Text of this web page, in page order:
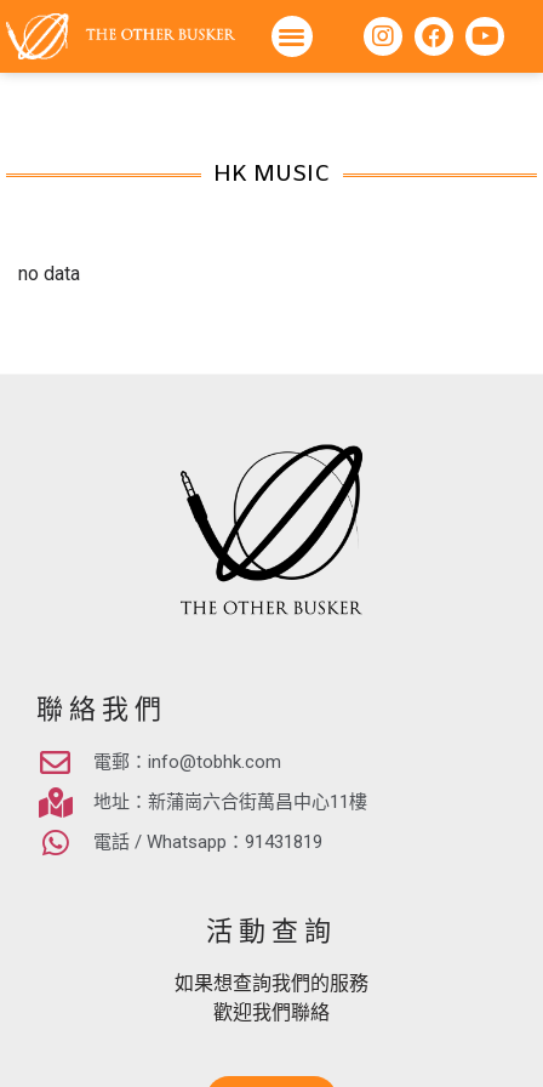
HK MUSIC
no data
聯絡我們
電郵：info@tobhk.com
地址：新蒲崗六合街萬昌中心11樓
電話 / Whatsapp：91431819
活動查詢
如果想查詢我們的服務
歡迎我們聯絡